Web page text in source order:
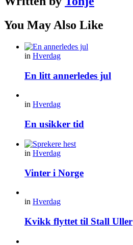
You May Also Like
in Hverdag
En litt annerledes jul
in Hverdag
En usikker tid
in Hverdag
Vinter i Norge
in Hverdag
Kvikk flyttet til Stall Uller